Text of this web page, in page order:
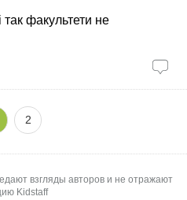
Вступила в провідний
на факультет
і інформатики - FMFI , в
так факультети не
2
взгляды авторов и не отражают
Kidstaff